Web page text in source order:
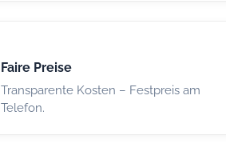
Faire Preise
Transparente Kosten – Festpreis am
Telefon.